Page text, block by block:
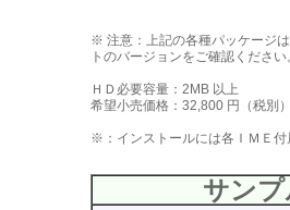
※ 注意：上記の各種パッケージ
トのバージョンをご確認ください
ＨＤ必要容量：2MB 以上
希望小売価格：32,800 円（税別
※：インストールには各ＩＭＥ
サン